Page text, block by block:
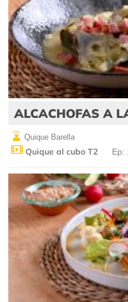
ALCACHOFAS A
Quique Barella
Quique al cubo T2 Ep: